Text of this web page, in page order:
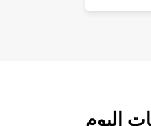
اليوم